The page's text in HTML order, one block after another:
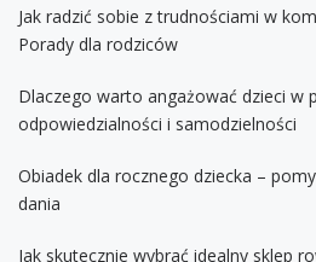
Jak radzić sobie z trudnościami w
Porady dla rodziców
Dlaczego warto angażować dzieci w
odpowiedzialności i samodzielności
Obiadek dla rocznego dziecka –
dania
Jak skutecznie wybrać idealny sklep